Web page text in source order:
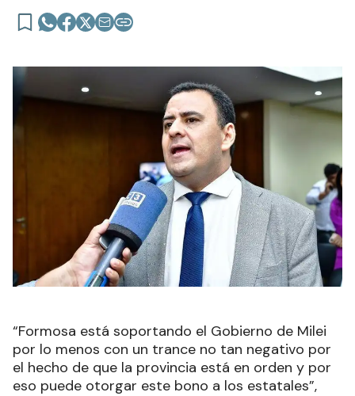
“Formosa está soportando el Gobierno de Milei
por lo menos con un trance no tan negativo por
el hecho de que la provincia está en orden y por
eso puede otorgar este bono a los estatales”,